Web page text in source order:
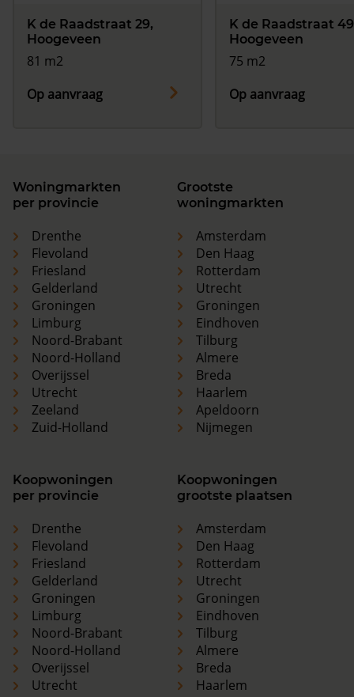
K de Raadstraat 29,
Hoogeveen
81 m2
Op aanvraag
K de Raadstraat
Hoogeveen
75 m2
Op aanvraag
Woningmarkten
per provincie
Drenthe
Flevoland
Friesland
Gelderland
Groningen
Limburg
Noord-Brabant
Noord-Holland
Overijssel
Utrecht
Zeeland
Zuid-Holland
Grootste
woningmarkten
Amsterdam
Den Haag
Rotterdam
Utrecht
Groningen
Eindhoven
Tilburg
Almere
Breda
Haarlem
Apeldoorn
Nijmegen
Koopwoningen
per provincie
Drenthe
Flevoland
Friesland
Gelderland
Groningen
Limburg
Noord-Brabant
Noord-Holland
Overijssel
Utrecht
Koopwoningen
grootste plaatsen
Amsterdam
Den Haag
Rotterdam
Utrecht
Groningen
Eindhoven
Tilburg
Almere
Breda
Haarlem